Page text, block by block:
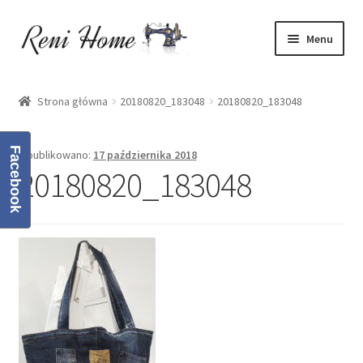
Przejdź
do
Przejdź
do
Menu
Koszyk
Moje konto
Oferta
Polityka prywatności
Strona główna 20180820_183048 20180820_183048
Opublikowano: 17 października 2018
20180820_183048
Facebook